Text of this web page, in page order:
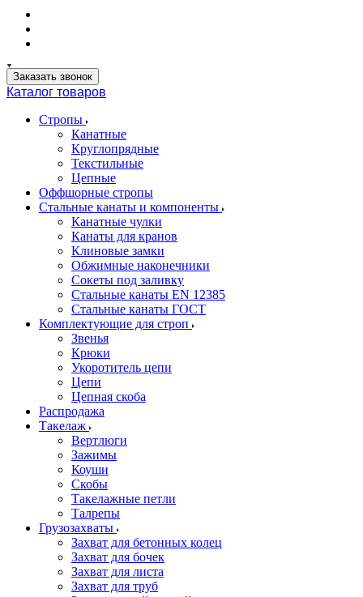
Заказать звонок
Каталог товаров
Стропы
Канатные
Круглопрядные
Текстильные
Цепные
Оффшорные стропы
Стальные канаты и компоненты
Канатные чулки
Канаты для кранов
Клиновые замки
Обжимные наконечники
Сокеты под заливку
Стальные канаты EN 12385
Стальные канаты ГОСТ
Комплектующие для строп
Звенья
Крюки
Укоротитель цепи
Цепи
Цепная скоба
Распродажа
Такелаж
Вертлюги
Зажимы
Коуши
Скобы
Такелажные петли
Талрепы
Грузозахваты
Захват для бетонных колец
Захват для бочек
Захват для листа
Захват для труб